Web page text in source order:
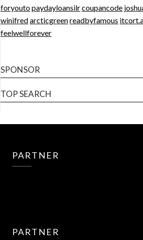
foryoutopaydayloansilrcoupancode
winifredarcticgreenreadbyfamous
feelwellforever
SPONSOR
TOP SEARCH
PARTNER
PARTNER